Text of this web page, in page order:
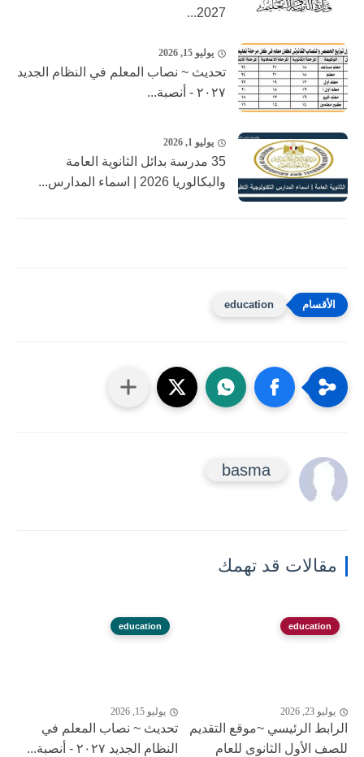
2027...
يوليو 15, 2026
تحديث ~ نصاب المعلم في النظام الجديد
٢٠٢٧ - أنصبة...
يوليو 1, 2026
35 مدرسة بدائل الثانوية العامة
والبكالوريا 2026 | اسماء المدارس...
education
basma
مقالات قد تهمك
education
يوليو 23, 2026
الرابط الرئيسي ~موقع التقديم
للصف الأول الثانوى للعام
education
يوليو 15, 2026
تحديث ~ نصاب المعلم في
النظام الجديد ٢٠٢٧ - أنصبة...